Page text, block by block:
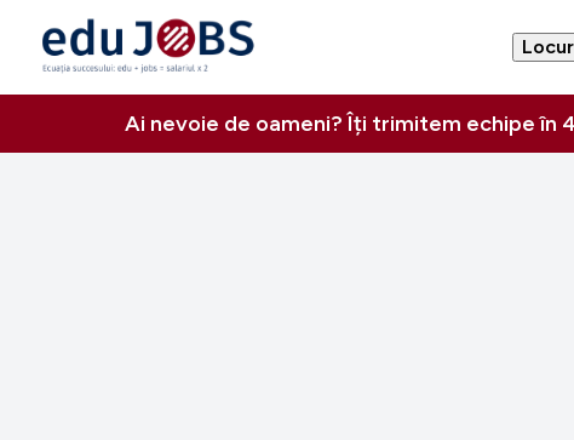
Ai nevoie de oameni? Îți trimitem echipe în